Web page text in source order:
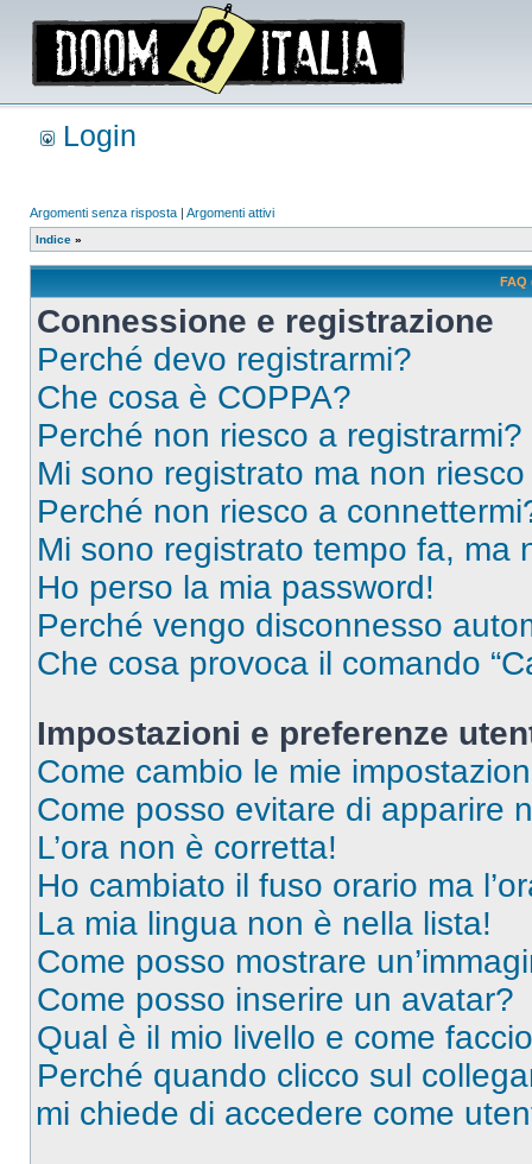
Login
Argomenti senza risposta | Argomenti attivi
Indice »
FAQ
Connessione e registrazione
Perché devo registrarmi?
Che cosa è COPPA?
Perché non riesco a registrarmi?
Mi sono registrato ma non
Perché non riesco a
Mi sono registrato tempo fa, ma
Ho perso la mia password!
Perché vengo disconnesso
Che cosa provoca il comando
Impostazioni e preferenze
Come cambio le mie
Come posso evitare di apparire
L’ora non è corretta!
Ho cambiato il fuso orario ma
La mia lingua non è nella lista!
Come posso mostrare
Come posso inserire un avatar?
Qual è il mio livello e come
Perché quando clicco sul
mi chiede di accedere come